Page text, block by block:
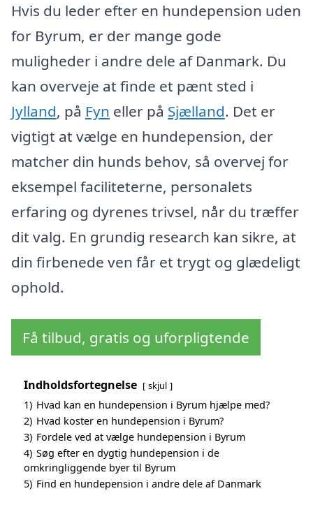
Hvis du leder efter en hundepension uden
for Byrum, er der mange gode
muligheder i andre dele af Danmark. Du
kan overveje at finde et pænt sted i
Jylland, på Fyn eller på Sjælland. Det er
vigtigt at vælge en hundepension, der
matcher din hunds behov, så overvej for
eksempel faciliteterne, personalets
erfaring og dyrenes trivsel, når du træffer
dit valg. En grundig research kan sikre, at
din firbenede ven får et trygt og glædeligt
ophold.
Få tilbud, gratis og uforpligtende
Indholdsfortegnelse skjul
1) Hvad kan en hundepension i Byrum hjælpe med?
2) Hvad koster en hundepension i Byrum?
3) Fordele ved at vælge hundepension i Byrum
4) Søg efter en dygtig hundepension i de
omkringliggende byer til Byrum
5) Find en hundepension i andre dele af Danmark